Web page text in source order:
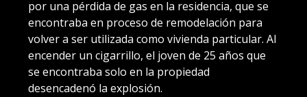
por una pérdida de gas en la residencia, que se
encontraba en proceso de remodelación para
volver a ser utilizada como vivienda particular. Al
encender un cigarrillo, el joven de 25 años que
se encontraba solo en la propiedad
desencadenó la explosión.